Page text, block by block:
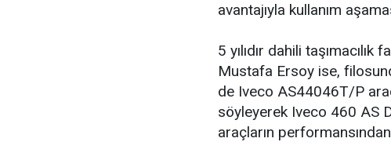
avantajıyla kullanım
5 yılıdır dahili
Mustafa Ersoy ise,
de Iveco AS44046T/P
söyleyerek Iveco 460 AS
araçların